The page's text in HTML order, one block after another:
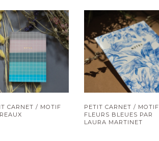
CARNET / MOTIF
PETIT CARNET / MOTIF
FLEURS BLEUES PAR
LAURA MARTINET